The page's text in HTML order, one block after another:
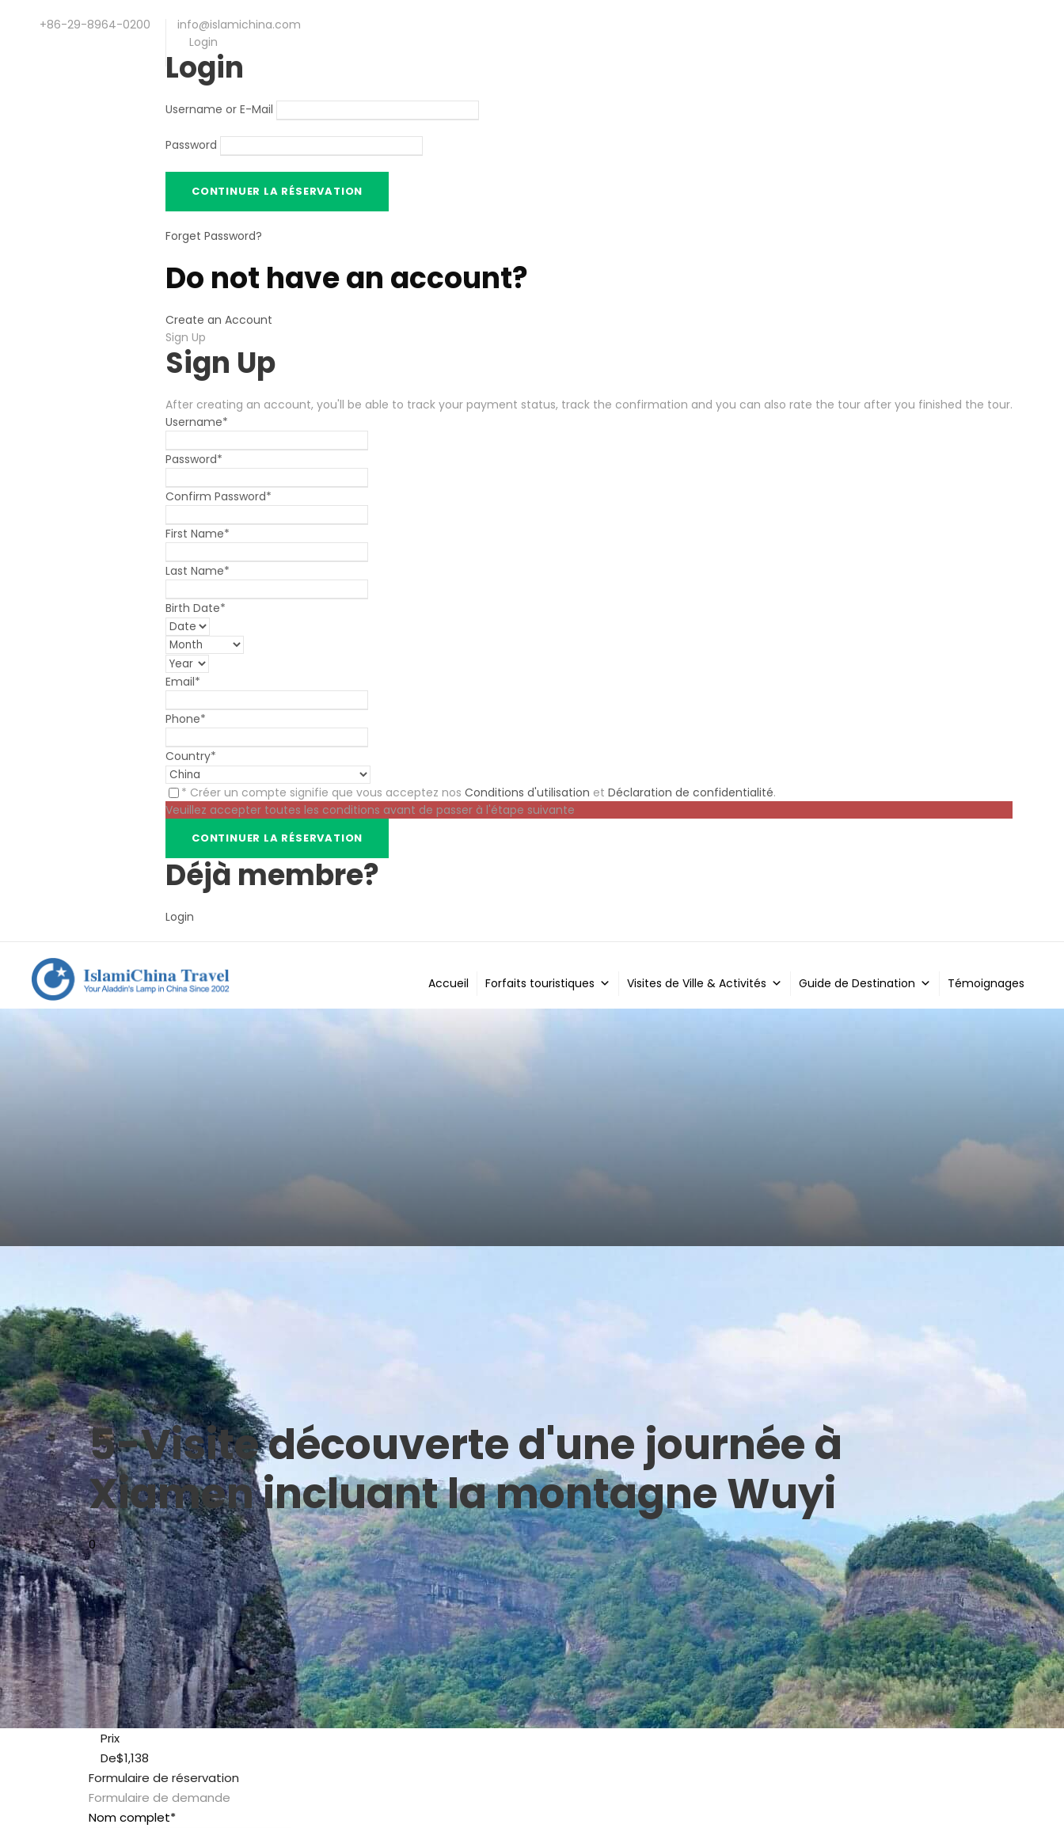
+86-29-8964-0200
info@islamichina.com
Login
Login
Username or E-Mail
Password
Forget Password?
Do not have an account?
Create an Account
Sign Up
Sign Up
After creating an account, you'll be able to track your payment status, track the confirmation and you can also rate the tour after you finished the tour.
Username*
Password*
Confirm Password*
First Name*
Last Name*
Birth Date*
Email*
Phone*
Country*
* Créer un compte signifie que vous acceptez nos Conditions d'utilisation et Déclaration de confidentialité.
Veuillez accepter toutes les conditions avant de passer à l'étape suivante
Déjà membre?
Login
Accueil Forfaits touristiques Visites de Ville & Activités Guide de Destination Témoignages
5-Visite découverte d'une journée à
Xiamen incluant la montagne Wuyi
0
Prix
De$1,138
Formulaire de réservation
Formulaire de demande
Nom complet*